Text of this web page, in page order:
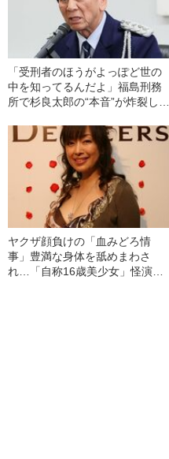
「受刑者のほうがよっぽど世の
中を知ってるんだよ」福島刑務
所で杉良太郎の“本音”が炸裂した
ヤクザ顔負けの「血みどろ情
事」豊満な身体を舐めまわさ
れ…「自称16歳美少女」怪演